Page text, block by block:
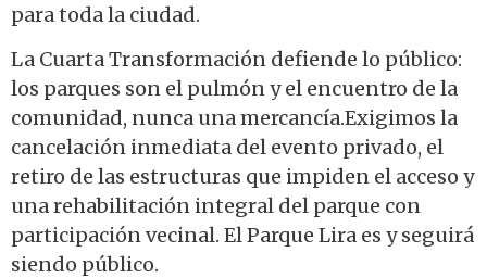
para toda la ciudad.
La Cuarta Transformación defiende lo público:
los parques son el pulmón y el encuentro de la
comunidad, nunca una mercancía.Exigimos la
cancelación inmediata del evento privado, el
retiro de las estructuras que impiden el acceso y
una rehabilitación integral del parque con
participación vecinal. El Parque Lira es y seguirá
siendo público.